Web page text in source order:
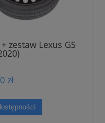
zestaw Lexus GS
zł